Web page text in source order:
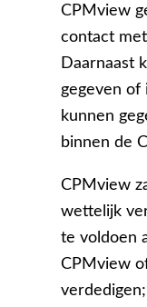
CPMview
contact
Daarnaast
gegeven of
kunnen
binnen de
CPMview
wettelijk
te voldoen
CPMview